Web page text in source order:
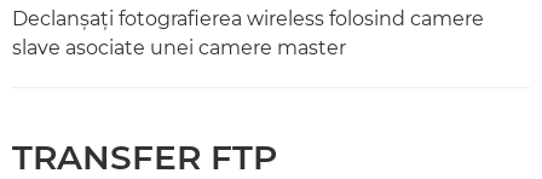
Declanşaţi fotografierea wireless folosind camere
slave asociate unei camere master
TRANSFER FTP